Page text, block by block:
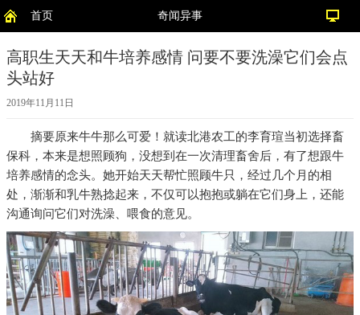
首页 奇闻异事
高职生天天和牛培养感情 问要不要洗澡它们会点
头站好
2019年11月11日
摘要原来牛牛那么可爱！就读北港农工的李育瑄当初选择畜
保科，本来是想照顾狗，没想到在一次清理畜舍后，有了想跟牛
培养感情的念头。她开始天天帮忙照顾牛只，经过几个月的相
处，渐渐和乳牛熟捻起来，不仅可以抱抱或躺在它们身上，还能
沟通询问它们对洗澡、喂食的意见。